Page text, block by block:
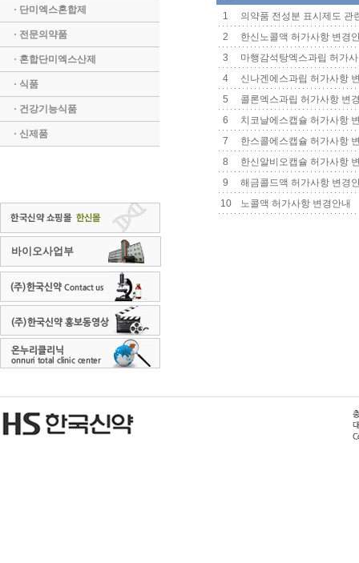
· 단미엑스혼합제
· 전문의약품
· 혼합단미엑스산제
· 식품
· 건강기능식품
· 신제품
바이오사업부
1
의약품 전성분 표시제도 관
2
한신노콜액 허가사항 변경
3
마행감석탕엑스과립 허가
4
신나겐에스과립 허가사항
5
콜론엑스과립 허가사항 변
6
치코날에스캡슐 허가사항
7
한스콜에스캡슐 허가사항
8
한신알비오캡슐 허가사항
9
해금콜드액 허가사항 변경
10
노콜액 허가사항 변경안내